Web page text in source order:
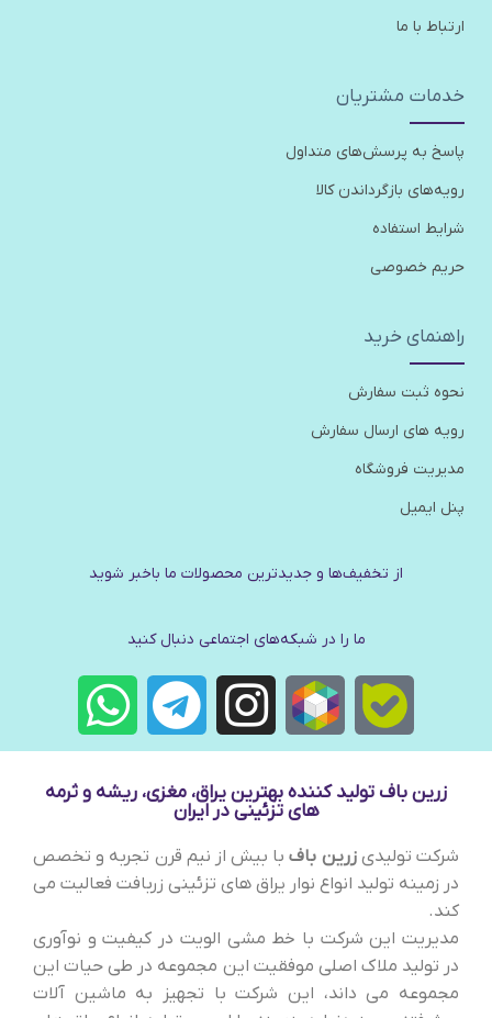
ارتباط با ما
خدمات مشتریان
پاسخ به پرسش‌های متداول
رویه‌های بازگرداندن کالا
شرایط استفاده
حریم خصوصی
راهنمای خرید
نحوه ثبت سفارش
رویه های ارسال سفارش
مدیریت فروشگاه
پنل ایمیل
از تخفیف‌ها و جدیدترین‌ محصولات ما باخبر شوید
ما را در شبکه‌های اجتماعی دنبال کنید
زرین باف تولید کننده بهترین یراق، مغزی، ریشه و ثرمه
های تزئینی در ایران
شرکت تولیدیزرین بافبا بیش از نیم قرن تجربه و تخصص
در زمینه تولید انواع نوار یراق های تزئینی زربافت فعالیت می
کند.
مدیریت این شرکت با خط مشی الویت در کیفیت و نوآوری
در تولید ملاک اصلی موفقیت این مجموعه در طی حیات این
مجموعه می داند، این شرکت با تجهیز به ماشین آلات